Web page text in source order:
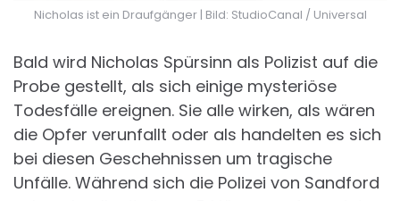
Nicholas ist ein Draufgänger | Bild: StudioCanal / Universal
Bald wird Nicholas Spürsinn als Polizist auf die
Probe gestellt, als sich einige mysteriöse
Todesfälle ereignen. Sie alle wirken, als wären
die Opfer verunfallt oder als handelten es sich
bei diesen Geschehnissen um tragische
Unfälle. Während sich die Polizei von Sandford